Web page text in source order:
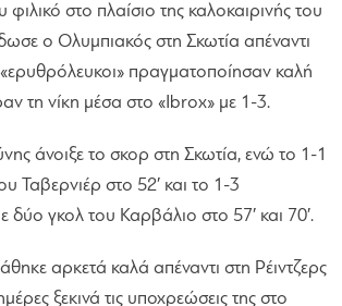
φιλικό στο πλαίσιο της καλοκαιρινής του
ο Ολυμπιακός στη Σκωτία απέναντι
«ερυθρόλευκοι» πραγματοποίησαν καλή
τη νίκη μέσα στο «Ibrox» με 1-3.
άνοιξε το σκορ στη Σκωτία, ενώ το 1-1
Ταβερνιέρ στο 52′ και το 1-3
γκολ του Καρβάλιο στο 57′ και 70′.
αρκετά καλά απέναντι στη Ρέιντζερς
ξεκινά τις υποχρεώσεις της στο